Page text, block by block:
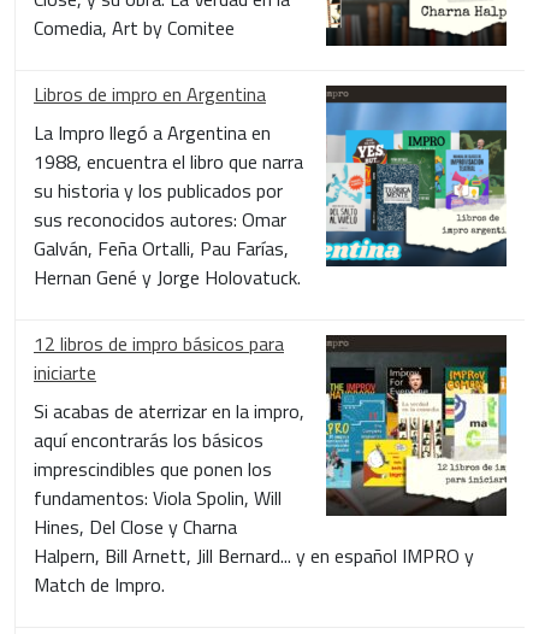
Comedia, Art by Comitee
Libros de impro en Argentina
La Impro llegó a Argentina en
1988, encuentra el libro que narra
su historia y los publicados por
sus reconocidos autores: Omar
Galván, Feña Ortalli, Pau Farías,
Hernan Gené y Jorge Holovatuck.
12 libros de impro básicos para
iniciarte
Si acabas de aterrizar en la impro,
aquí encontrarás los básicos
imprescindibles que ponen los
fundamentos: Viola Spolin, Will
Hines, Del Close y Charna
Halpern, Bill Arnett, Jill Bernard... y en español IMPRO y
Match de Impro.